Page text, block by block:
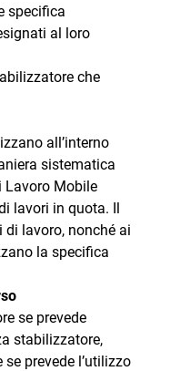
specifica
al loro
che
all’interno
sistematica
Lavoro Mobile
lavori in quota. Il
lavoro, nonché ai
la specifica
se prevede
stabilizzatore,
prevede l’utilizzo